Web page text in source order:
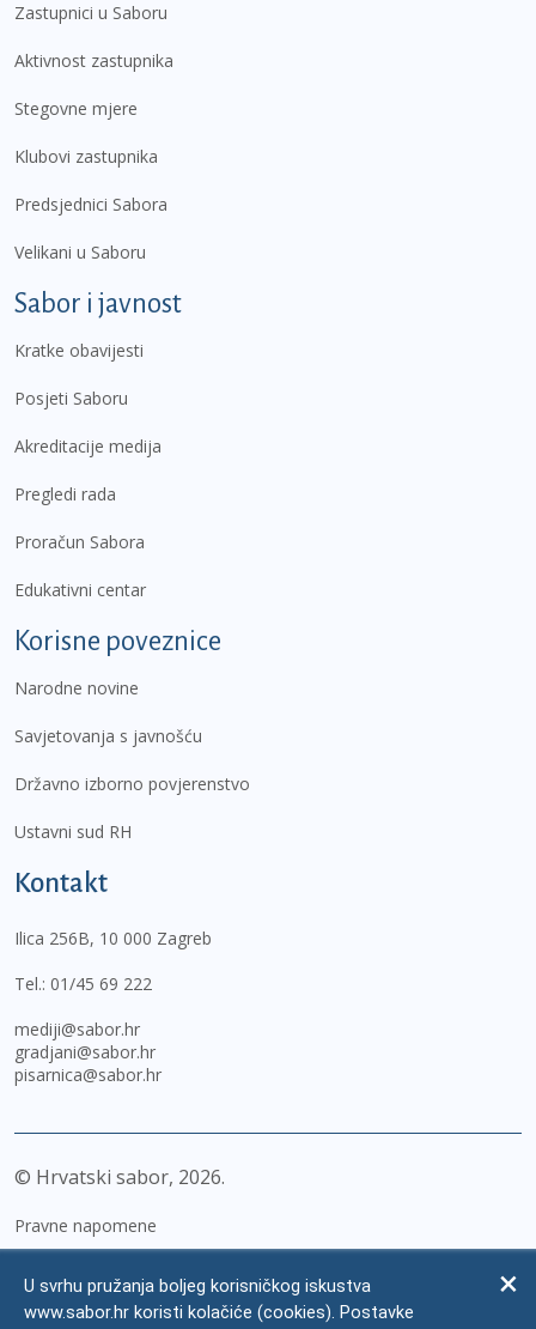
Zastupnici u Saboru
Aktivnost zastupnika
Stegovne mjere
Klubovi zastupnika
Predsjednici Sabora
Velikani u Saboru
Sabor i javnost
Kratke obavijesti
Posjeti Saboru
Akreditacije medija
Pregledi rada
Proračun Sabora
Edukativni centar
Korisne poveznice
Narodne novine
Savjetovanja s javnošću
Državno izborno povjerenstvo
Ustavni sud RH
Kontakt
Ilica 256B, 10 000 Zagreb
Tel.: 01/45 69 222
mediji@sabor.hr
gradjani@sabor.hr
pisarnica@sabor.hr
© Hrvatski sabor, 2026
Pravne napomene
Zaštita osobnih podataka
U svrhu pružanja boljeg korisničkog iskustva
www.sabor.hr koristi kolačiće (cookies). Postavke